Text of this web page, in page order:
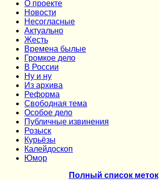
О проекте
Новости
Несогласные
Актуально
Жесть
Времена былые
Громкое дело
В России
Ну и ну
Из архива
Реформа
Cвободная тема
Особое дело
Публичные извинения
Розыск
Курьёзы
Калейдоскоп
Юмор
Полный список меток